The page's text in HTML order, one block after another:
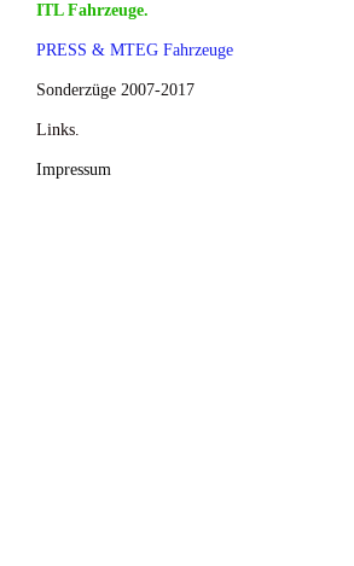
ITL Fahrzeuge.
PRESS & MTEG Fahrzeuge
Sonderzüge 2007-2017
Links.
Impressum